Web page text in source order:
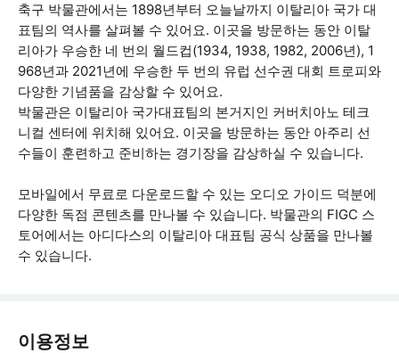
축구 박물관에서는 1898년부터 오늘날까지 이탈리아 국가 대
표팀의 역사를 살펴볼 수 있어요. 이곳을 방문하는 동안 이탈
리아가 우승한 네 번의 월드컵(1934, 1938, 1982, 2006년), 1
968년과 2021년에 우승한 두 번의 유럽 선수권 대회 트로피와
다양한 기념품을 감상할 수 있어요.
박물관은 이탈리아 국가대표팀의 본거지인 커버치아노 테크
니컬 센터에 위치해 있어요. 이곳을 방문하는 동안 아주리 선
수들이 훈련하고 준비하는 경기장을 감상하실 수 있습니다.
모바일에서 무료로 다운로드할 수 있는 오디오 가이드 덕분에
다양한 독점 콘텐츠를 만나볼 수 있습니다. 박물관의 FIGC 스
토어에서는 아디다스의 이탈리아 대표팀 공식 상품을 만나볼
수 있습니다.
이용정보